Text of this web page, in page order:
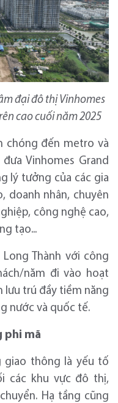
đại đô thị Vinhomes
cao cuối năm 2025
chóng đến metro và
Vinhomes Grand
lý tưởng của các gia
doanh nhân, chuyên
công nghệ cao,
tạo...
Thành với công
năm đi vào hoạt
lưu trú đầy tiềm năng
nước và quốc tế.
phi mã
giao thông là yếu tố
các khu vực đô thị,
Hạ tầng cũng